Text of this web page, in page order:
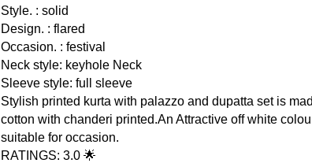
Style. : solid
Design. : flared
Occasion. : festival
Neck style: keyhole Neck
Sleeve style: full sleeve
Stylish printed kurta with palazzo and dupatta set is
cotton with chanderi printed.An Attractive off white
suitable for occasion.
RATINGS: 3.0 🌟